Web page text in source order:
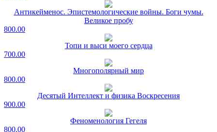
Антикейменос. Эпистемологические войны. Боги чумы.
Великое пробу
800.00
Топи и выси моего сердца
700.00
Многополярный мир
800.00
Десятый Интеллект и физика Воскресения
900.00
Феноменология Гегеля
800.00